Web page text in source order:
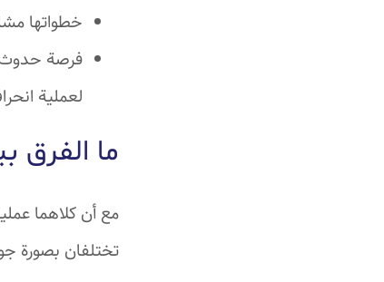
خطواتها
فرصة حدوث
لعملية
ما الفرق
مع أن كلاهما
تختلفان بصورة